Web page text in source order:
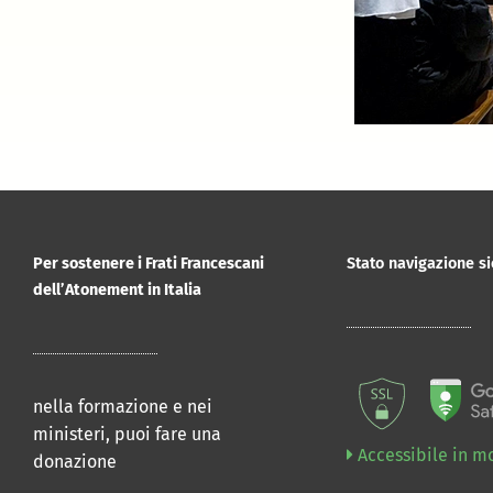
Per sostenere i Frati Francescani
dell’Atonement in Italia
nella formazione e nei
ministeri, puoi fare una
donazione
Stato navigazione
Accessibile in